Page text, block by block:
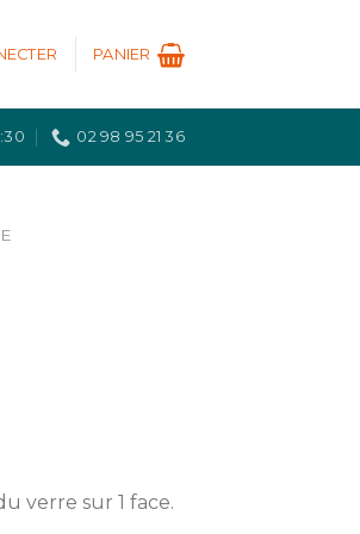
PANIER
02 98 95 21 36
verre sur 1 face.